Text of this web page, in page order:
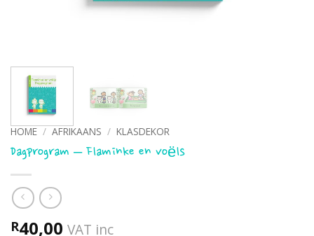
HOME / AFRIKAANS / KLASDEKOR
Dagprogram – Flaminke en voëls
R40,00 VAT inc